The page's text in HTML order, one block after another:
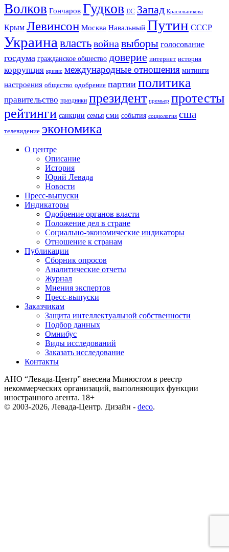
Волков Гончаров Гудков ЕС Запад Красильникова
Крым Левинсон Москва Навальный Путин СССР
Украина властьвойна выборы голосование
госдума гражданское общество доверие интернет история
коррупция кризис международные отношения митинги
настроения общество одобрение партии политика
правительство праздники президент премьер протесты
рейтинги санкции семья сми события социология сша
телевидение экономика
О центре
Описание
История
Юрий Левада
Новости
Пресс-выпуски
Индикаторы
Одобрение органов власти
Положение дел в стране
Социально-экономические индикаторы
Отношение к странам
Публикации
Сборник опросов
Аналитические отчеты
Журнал
Мнения экспертов
Пресс-выпуски
Заказчикам
Защита интеллектуальной собственности
Подбор данных
Омнибус
Виды исследований
Заказать исследование
Контакты
АНО “Левада-Центр” внесена Минюстом в реестр
некоммерческих организаций, выполняющих функции
иностранного агента. 18+
© 2003-2026, Левада-Центр. Дизайн - deco.